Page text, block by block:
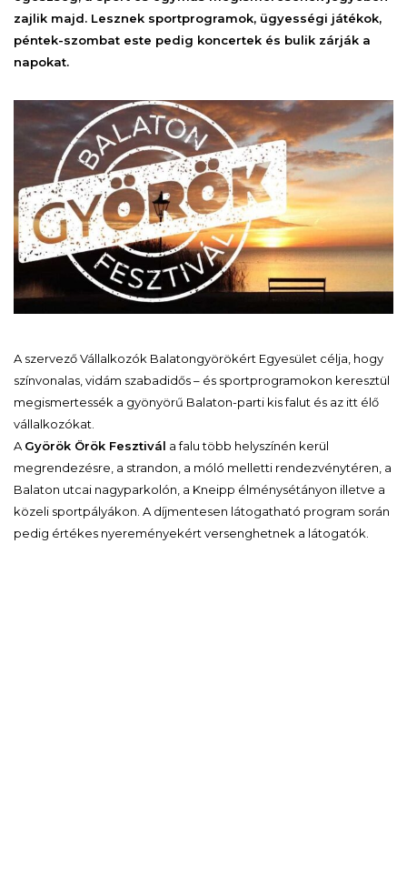
zajlik majd. Lesznek sportprogramok, ügyességi játékok,
péntek-szombat este pedig koncertek és bulik zárják a
napokat.
A szervező Vállalkozók Balatongyörökért Egyesület célja, hogy
színvonalas, vidám szabadidős – és sportprogramokon keresztül
megismertessék a gyönyörű Balaton-parti kis falut és az itt élő
vállalkozókat.
A Györök Örök Fesztivál a falu több helyszínén kerül
megrendezésre, a strandon, a móló melletti rendezvénytéren, a
Balaton utcai nagyparkolón, a Kneipp élménysétányon illetve a
közeli sportpályákon. A díjmentesen látogatható program során
pedig értékes nyereményekért versenghetnek a látogatók.